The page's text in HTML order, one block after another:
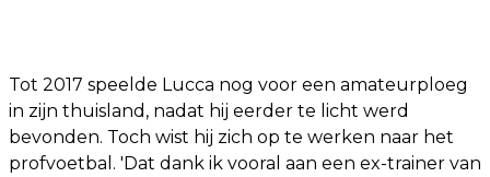
Tot 2017 speelde Lucca nog voor een amateurploeg
in zijn thuisland, nadat hij eerder te licht werd
bevonden. Toch wist hij zich op te werken naar het
profvoetbal. 'Dat dank ik vooral aan een ex-trainer van